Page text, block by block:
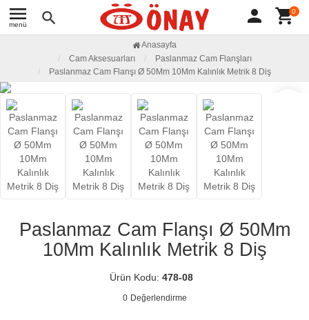
menu
menü search person shopping_cart0
Anasayfa
Cam Aksesuarları
Paslanmaz Cam Flanşları
Paslanmaz Cam Flanşı Ø 50Mm 10Mm Kalınlık Metrik 8 Diş
Paslanmaz Cam Flanşı Ø 50Mm
10Mm Kalınlık Metrik 8 Diş
Ürün Kodu: 478-08
0 Değerlendirme